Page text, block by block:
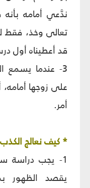
ندَّعي أمامه
تعالى وخذ، فقط
قد أعطيناه أول
3- عندما يسمع
على زوجها
أمر.
* كيف نعالج
1- يجب دراسة
يقصد الظهور